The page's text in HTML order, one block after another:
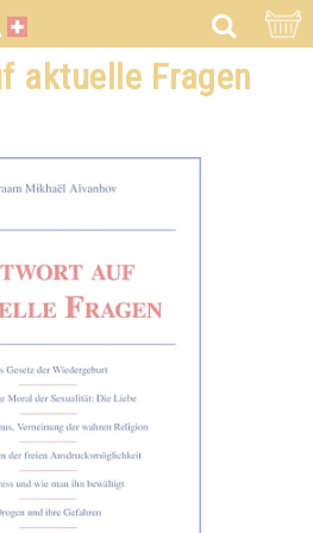
aktuelle Fragen